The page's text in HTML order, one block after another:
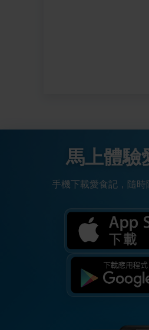
馬上體驗
手機下載愛食記，隨時